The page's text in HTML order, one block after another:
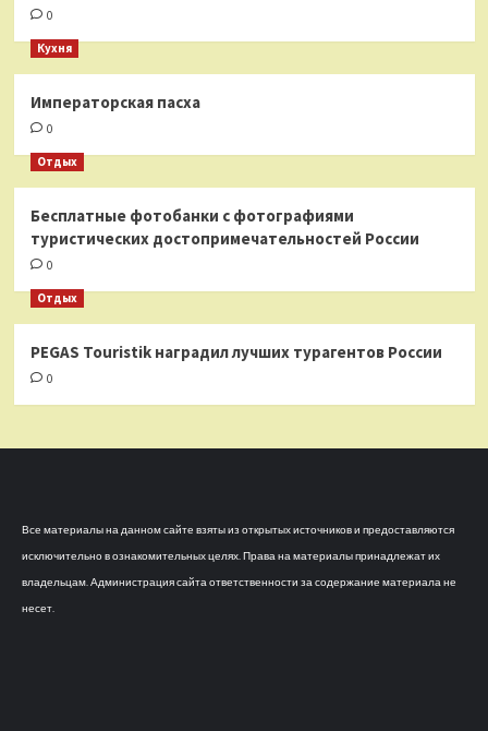
0
Кухня
Императорская пасха
0
Отдых
Бесплатные фотобанки с фотографиями
туристических достопримечательностей России
0
Отдых
PEGAS Touristik наградил лучших турагентов России
0
Все материалы на данном сайте взяты из открытых источников и предоставляются
исключительно в ознакомительных целях. Права на материалы принадлежат их
владельцам. Администрация сайта ответственности за содержание материала не
несет.